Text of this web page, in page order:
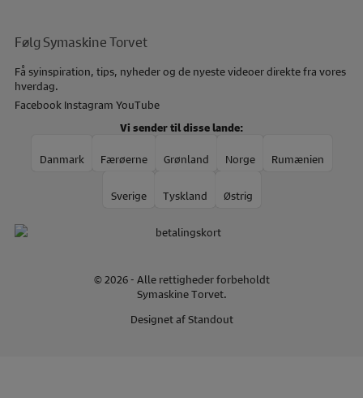
Følg Symaskine Torvet
Få syinspiration, tips, nyheder og de nyeste videoer direkte fra vores
hverdag.
Facebook Instagram YouTube
Vi sender til disse lande:
Danmark Færøerne Grønland Norge Rumænien
Sverige Tyskland Østrig
© 2026 - Alle rettigheder forbeholdt
Symaskine Torvet.
Designet afStandout